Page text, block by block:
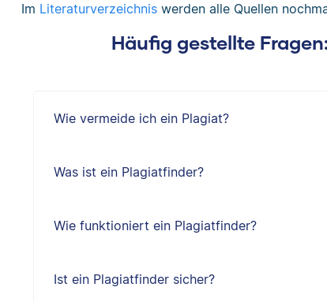
Im Literaturverzeichniswerden alle Quellen
Häufig gestellte
Wie vermeide ich ein Plagiat?
Was ist ein Plagiatfinder?
Wie funktioniert ein Plagiatfinder?
Ist ein Plagiatfinder sicher?